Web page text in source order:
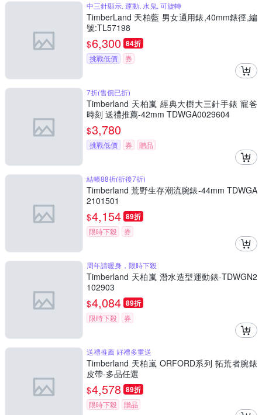
中三針顯示, 運動, 水鬼, 可旋轉
TimberLand 天柏藍 男女通用錶,40mm錶徑,編
號:TL57198
$6,300 84折
挑戰低價 券
7折(售價已折)
Timberland 天柏嵐 經典大樹大三針手錶 寵爸
時刻 送禮推薦-42mm TDWGA0029604
$3,780
挑戰低價 券 贈品
結帳88折(折後7折)
Timberland 荒野生存潮流腕錶-44mm TDWGA
2101501
$4,154 89折
限時下殺 券
周年請暖身，限時下殺
Timberland 天柏嵐 潛水造型運動錶-TDWGN2
102903
$4,084 89折
限時下殺 券
送禮推薦 好禮多重送
Timberland 天柏嵐 ORFORD系列 拓荒者腕錶
皮帶-多品任選
$4,578 89折
限時下殺 贈品